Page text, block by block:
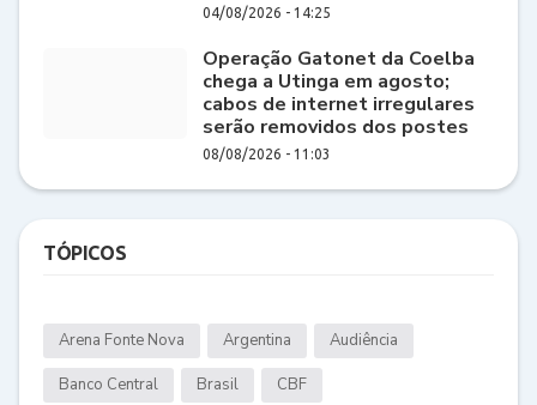
04/08/2026 - 14:25
Operação Gatonet da Coelba
chega a Utinga em agosto;
cabos de internet irregulares
serão removidos dos postes
08/08/2026 - 11:03
TÓPICOS
Arena Fonte Nova Argentina Audiência
Banco Central Brasil CBF